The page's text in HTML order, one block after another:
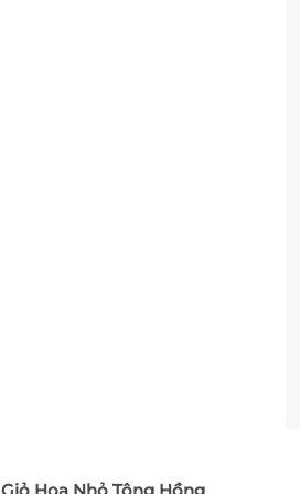
Hoa Nhỏ Tông Hồng